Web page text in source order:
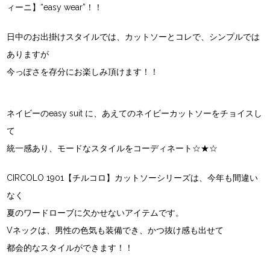
ィーニ】“easy wear”！！
日中のお出掛けスタイルでは、カットソーとコレで、シンプルでは
ありますが
今っぽさを存分にお楽しみ頂けます！！
ネイビーのeasy suit に、あえてのネイビーカットソーをチョイスし
て
統一感あり、モードなスタイルをコーディネート☆★☆
CIRCOLO 1901【チルコロ】カットソーシリーズは、今年も間違い
なく
夏のワードローブに欠かせないアイテムです。
Vネックは、男性の色気も装備でき、かつ抜け感も出せて
都会的なスタイルができます！！